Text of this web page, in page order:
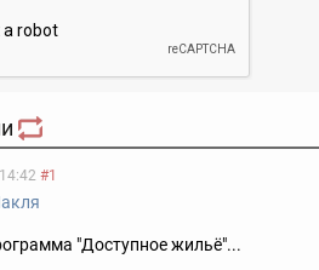
#1
"Доступное жильё"...